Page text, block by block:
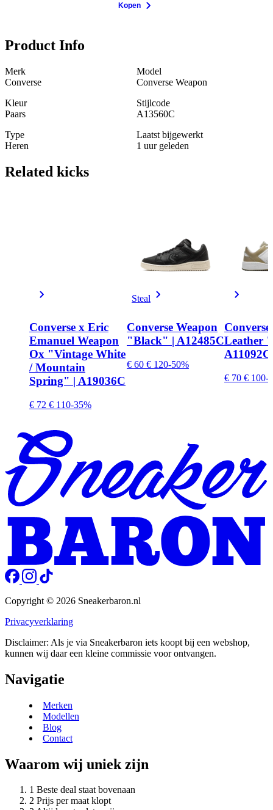
Kopen
Product Info
Merk
Converse
Model
Converse Weapon
Kleur
Paars
Stijlcode
A13560C
Type
Heren
Laatst bijgewerkt
1 uur geleden
Related kicks
Converse x Eric
Emanuel Weapon
Ox "Vintage White
/ Mountain
Spring" | A19036C
€ 72 € 110-35%
Steal
Converse Weapon
"Black" | A12485C
€ 60 € 120-50%
Leather
A11092C
€ 70 € 100-
Copyright © 2026 Sneakerbaron.nl
Privacyverklaring
Disclaimer: Als je via Sneakerbaron iets koopt bij een webshop,
kunnen wij daar een kleine commissie voor ontvangen.
Navigatie
Merken
Modellen
Blog
Contact
Waarom wij uniek zijn
Beste deal staat bovenaan
Prijs per maat klopt